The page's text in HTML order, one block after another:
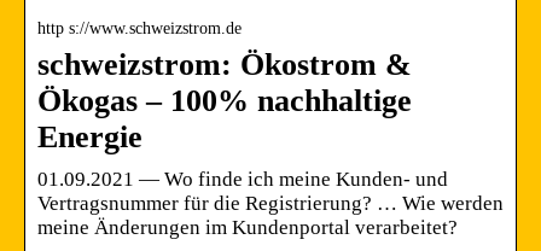
http s://www.schweizstrom.de
schweizstrom: Ökostrom &
Ökogas – 100% nachhaltige
Energie
01.09.2021 — Wo finde ich meine Kunden-​ und
Vertragsnummer für die Registrierung? … Wie werden
meine Änderungen im Kundenportal verarbeitet?